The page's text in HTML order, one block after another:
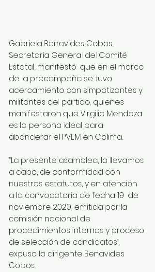
Gabriela Benavides Cobos,
Secretaria General del Comité
Estatal, manifestó  que en el marco
de la precampaña se tuvo
acercamiento con simpatizantes y
militantes del partido, quienes
manifestaron que Virgilio Mendoza
es la persona ideal para
abanderar el PVEM en Colima.
“La presente asamblea, la llevamos
a cabo, de conformidad con
nuestros estatutos, y en atención
a la convocatoria de fecha 19  de
noviembre 2020, emitida por la
comisión nacional de
procedimientos internos y proceso
de selección de candidatos”,
expuso la dirigente Benavides
Cobos.